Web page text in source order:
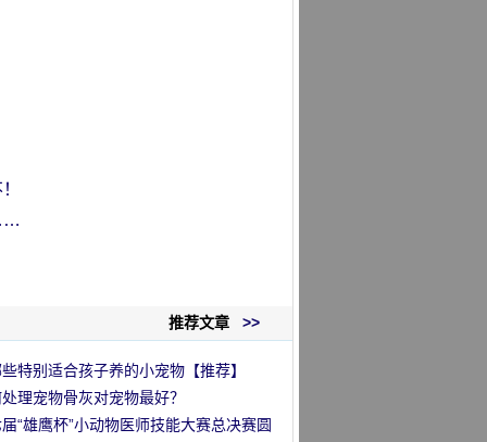
推荐文章 >>
特别适合孩子养的小宠物【推荐】
理宠物骨灰对宠物最好？
“雄鹰杯”小动物医师技能大赛总决赛圆